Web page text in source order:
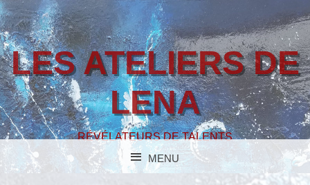
LES ATELIERS DE
LENA
RÉVÉLATEURS DE TALENTS
MENU